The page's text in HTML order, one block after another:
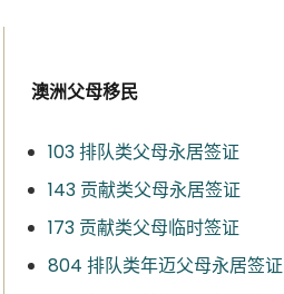
澳洲父母移民
103 排队类父母永居签证​
143 贡献类父母永居签证
173 贡献类父母临时签证
804 排队类年迈父母永居签证​